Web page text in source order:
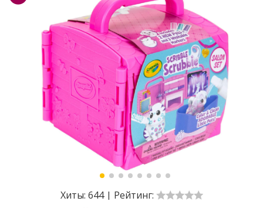
Хиты: 644 | Рейтинг: